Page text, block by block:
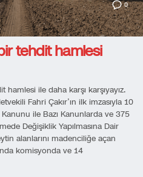
0
tehdit hamlesi
ile daha karşı karşıyayız.
Fahri Çakır’ın ilk imzasıyla 10
ile Bazı Kanunlarda ve 375
Değişiklik Yapılmasına Dair
alanlarını madenciliğe açan
komisyonda ve 14